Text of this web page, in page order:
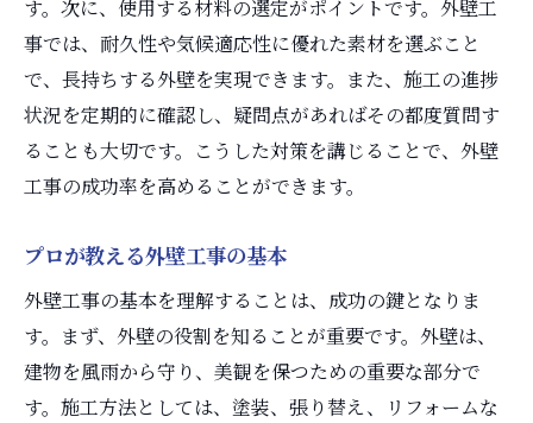
す。次に、使用する材料の選定がポイントです。外壁工
事では、耐久性や気候適応性に優れた素材を選ぶこと
で、長持ちする外壁を実現できます。また、施工の進捗
状況を定期的に確認し、疑問点があればその都度質問す
ることも大切です。こうした対策を講じることで、外壁
工事の成功率を高めることができます。
プロが教える外壁工事の基本
外壁工事の基本を理解することは、成功の鍵となりま
す。まず、外壁の役割を知ることが重要です。外壁は、
建物を風雨から守り、美観を保つための重要な部分で
す。施工方法としては、塗装、張り替え、リフォームな